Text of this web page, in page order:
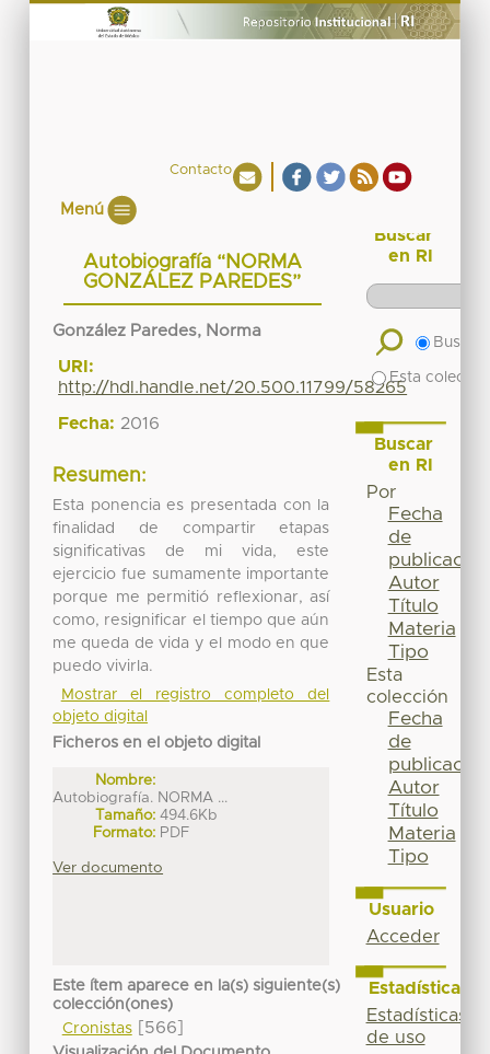
Contacto
Menú
Autobiografía “NORMA
GONZÁLEZ PAREDES”
González Paredes, Norma
URI:
http://hdl.handle.net/20.500.11799/58265
Fecha: 2016
Resumen:
Esta ponencia es presentada con la
finalidad de compartir etapas
significativas de mi vida, este
ejercicio fue sumamente importante
porque me permitió reflexionar, así
como, resignificar el tiempo que aún
me queda de vida y el modo en que
puedo vivirla.
Mostrar el registro completo del
objeto digital
Ficheros en el objeto digital
Nombre:
Autobiografía. NORMA ...
Tamaño: 494.6Kb
Formato: PDF
Ver documento
Este ítem aparece en la(s) siguiente(s)
colección(ones)
Cronistas[566]
Buscar
en RI
Buscar
Esta
Buscar
en RI
Por
Fecha
de
publicación
Autor
Título
Materia
Tipo
Esta
colección
Fecha
de
publicación
Autor
Título
Materia
Tipo
Usuario
Acceder
Estadísticas
Estadísticas
de uso